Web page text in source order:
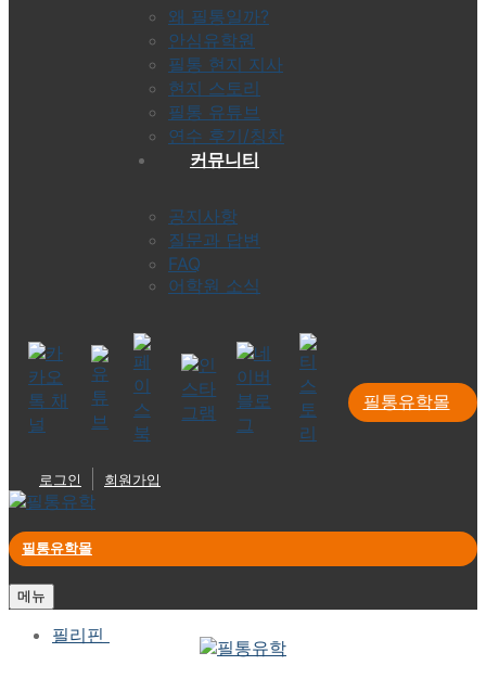
왜 필통일까?
안심유학원
필통 현지 지사
현지 스토리
필통 유튜브
연수 후기/칭찬
커뮤니티
공지사항
질문과 답변
FAQ
어학원 소식
로그인 회원가입
필통유학몰
필통유학몰
메뉴
필리핀